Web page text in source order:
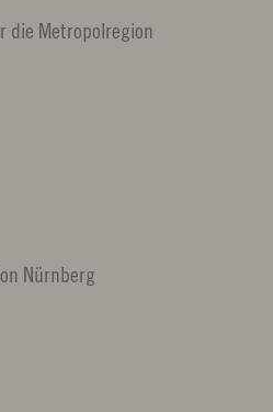
die Metropolregion
Nürnberg